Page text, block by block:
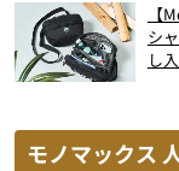
【
シ
し
モノマックス